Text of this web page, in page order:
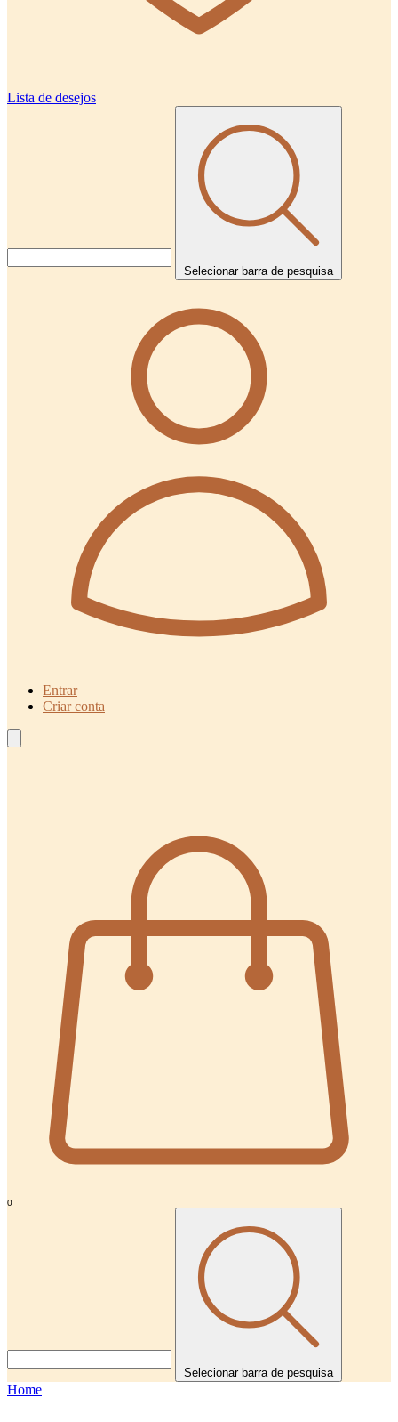
Lista de desejos
Selecionar barra de pesquisa
Entrar
Criar conta
0
Selecionar barra de pesquisa
Home